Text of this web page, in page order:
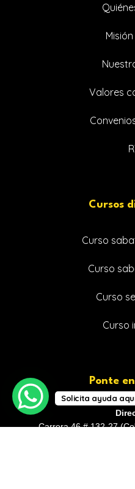
Valores
Cursos
Curso
Curso
Curso
Curso
Ponte
Carrera 46 # 132-27
Solicita ayuda